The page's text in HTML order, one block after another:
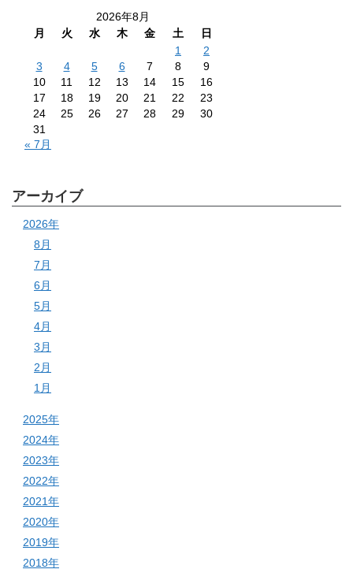
2026年8月
月
火 水 木 金 土
日
1
2
3
4 5 6 7 8
9
10
11 12 13 14 15
16
17
18 19 20 21 22
23
24
25 26 27 28 29
30
31
« 7月
アーカイブ
2026年
8月
7月
6月
5月
4月
3月
2月
1月
2025年
2024年
2023年
2022年
2021年
2020年
2019年
2018年